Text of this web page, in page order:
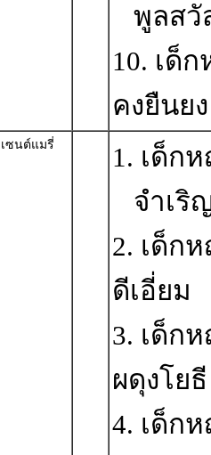
พูลสวั
10. เด็
คงยืนยง
เซนต์แมรี่
1. เด็ก
จำเริ
2. เด็ก
ดีเอี่ยม
3. เด็
ผดุงโยธี
4. เด็ก